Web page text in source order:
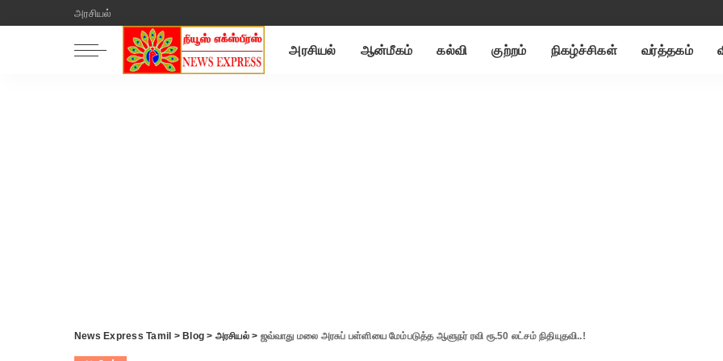
அரசியல்
அரசியல் ஆன்மீகம் கல்வி குற்றம் நிகழ்ச்சிகள் வர்த்தகம்
News Express Tamil > Blog > அரசியல்> ஜவ்வாது மலை அரசுப் பள்ளியை மேம்படுத்த ஆளுநர் ரவி ரூ.50 லட்சம் நிதியுதவி..!